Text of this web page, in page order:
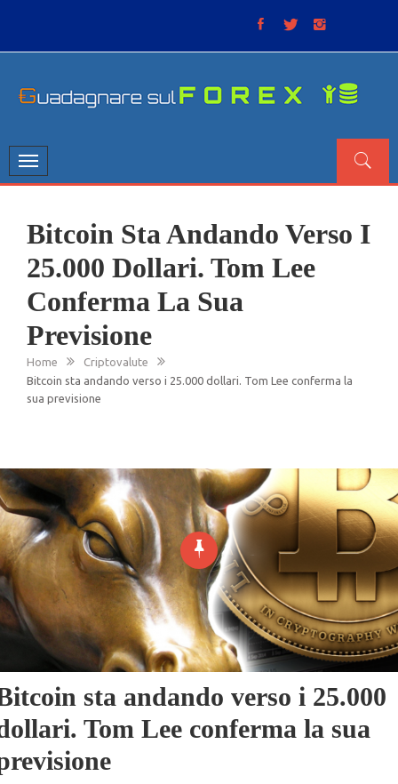
Toggle
navigation
Bitcoin Sta Andando Verso I
25.000 Dollari. Tom Lee
Conferma La Sua
Previsione
Home
Criptovalute
Bitcoin sta andando verso i 25.000 dollari. Tom Lee conferma la
sua previsione
sta andando verso i 25.000
Tom Lee conferma la sua